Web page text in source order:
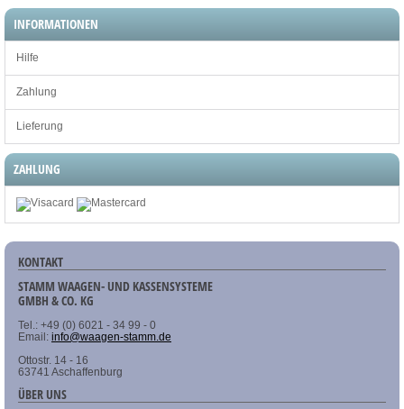
INFORMATIONEN
Hilfe
Zahlung
Lieferung
ZAHLUNG
KONTAKT
STAMM WAAGEN- UND KASSENSYSTEME
GMBH & CO. KG
Tel.: +49 (0) 6021 - 34 99 - 0
Email: info@waagen-stamm.de
Ottostr. 14 - 16
63741 Aschaffenburg
ÜBER UNS